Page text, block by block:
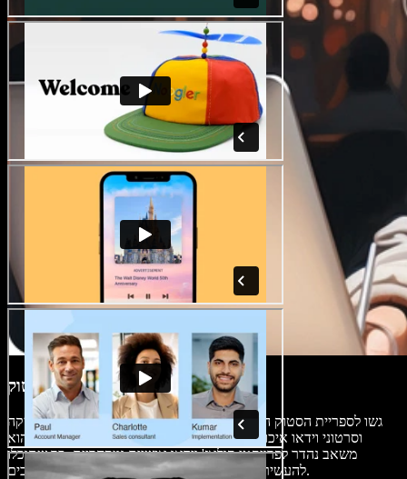
ספריית סרטי סטוק
גשו לספריית הסטוק המלאה שלנו, הכוללת אלפי תמונות, קטעי מוזיקה
וסרטוני וידאו איכותיים וחינמיים מזכויות יוצרים. האוסף הרחב הוא
משאב נהדר לפרויקטי קולאז' וידאו אישיים ומסחריים, כך שתוכלו
להעשיר את התוכן שלכם באלמנטים ויזואליים מרהיבים.